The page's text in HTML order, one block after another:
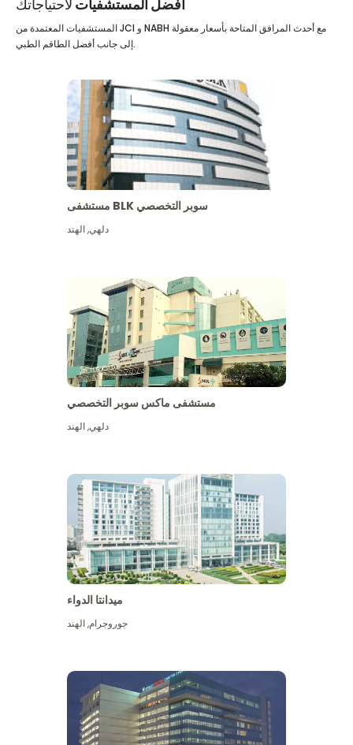
أفضل المستشفيات لاحتياجاتك
المستشفيات المعتمدة من JCI و NABH مع أحدث المرافق المتاحة بأسعار معقولة
إلى جانب أفضل الطاقم الطبي.
مستشفى BLK سوبر التخصصي
دلهي,الهند
مستشفى ماكس سوبر التخصصي
دلهي,الهند
ميدانتا الدواء
جوروجرام,الهند